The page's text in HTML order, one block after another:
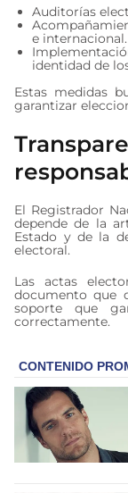
Auditorías
e internacional.
identidad de
Estas medidas
garantizar
El Registrador
depende de la
Estado y de la
electoral.
Las actas
documento que
soporte que
correctamente.